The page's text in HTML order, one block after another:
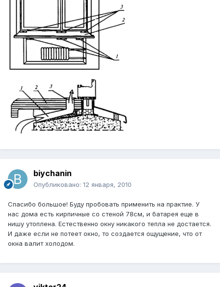
biychanin
Опубликовано: 12 января, 2010
Спасибо большое! Буду пробовать применить на практие. У
нас дома есть кирпичные со стеной 78см, и батарея еще в
нишу утоплена. Естественно окну никакого тепла не достается.
И даже если не потеет окно, то создается ощущение, что от
окна валит холодом.